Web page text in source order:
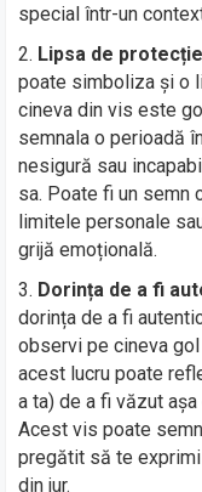
special într-un
Lipsa de
poate simboliza și o
cineva din vis este
semnala o perioadă
nesigură sau
sa. Poate fi un semn
limitele personale
grijă emoțională.
Dorința de a fi
dorința de a fi
observi pe cineva
acest lucru poate
a ta) de a fi văzut
Acest vis poate
pregătit să te
din jur.